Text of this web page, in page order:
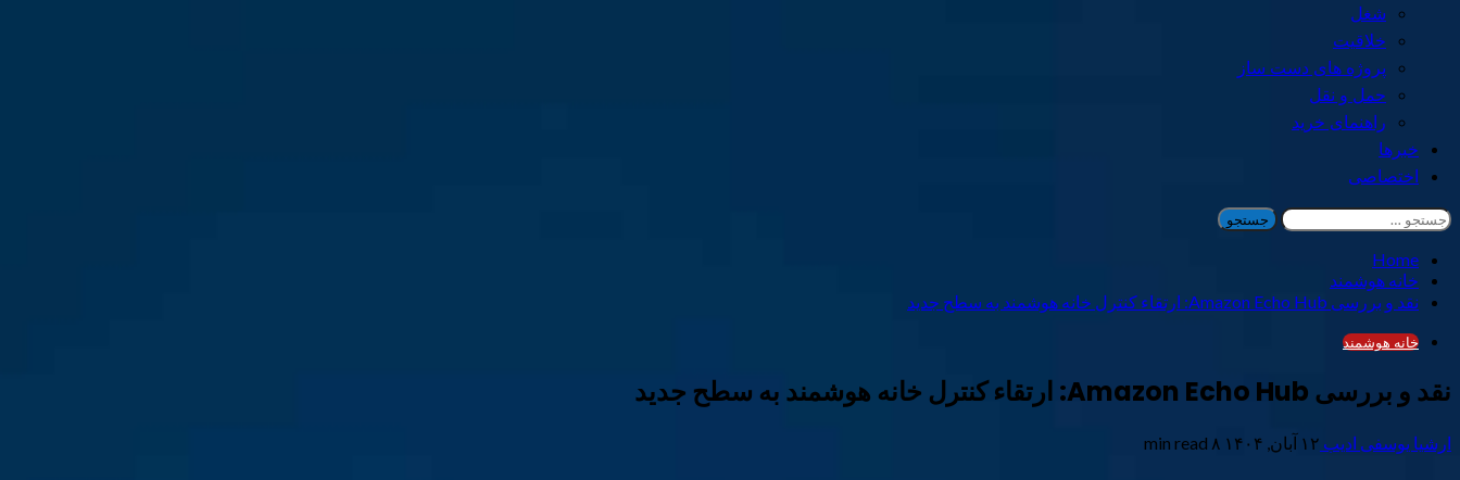
شغل
خلاقیت
پروژه های دست ساز
حمل و نقل
راهنمای خرید
خبرها
اختصاصی
جستجو
برای:
Home
خانه هوشمند
نقد و بررسی Amazon Echo Hub: ارتقاء کنترل خانه هوشمند به سطح جدید
خانه هوشمند
نقد و بررسی Amazon Echo Hub: ارتقاء کنترل خانه هوشمند به سطح جدید
ارشیا یوسفی ادیب ۱۲ آبان, ۱۴۰۴ ۸ min read